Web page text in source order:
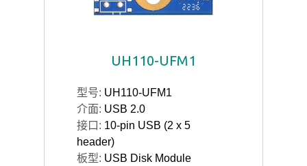
UH110-UFM1
型号: UH110-UFM1
介面: USB 2.0
接口: 10-pin USB (2 x 5
header)
板型: USB Disk Module